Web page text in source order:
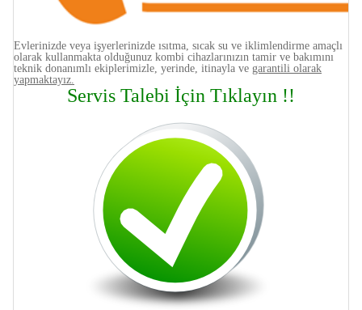
Evlerinizde veya işyerlerinizde ısıtma, sıcak su ve iklimlendirme amaçlı
olarak kullanmakta olduğunuz kombi cihazlarınızın tamir ve bakımını
teknik donanımlı ekiplerimizle, yerinde, itinayla ve garantili olarak
yapmaktayız.
Servis Talebi İçin Tıklayın !!